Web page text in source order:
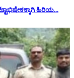
ಹಿರಿಯ...